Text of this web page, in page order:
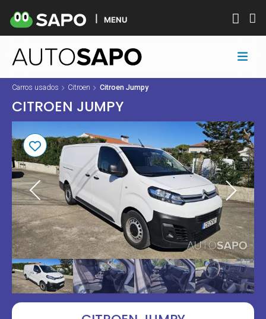
MENU
Carros usados Citroen Citroen Jumpy
CITROEN JUMPY